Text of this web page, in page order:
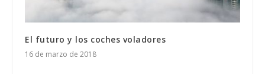
El futuro y los coches voladores
16 de marzo de 2018